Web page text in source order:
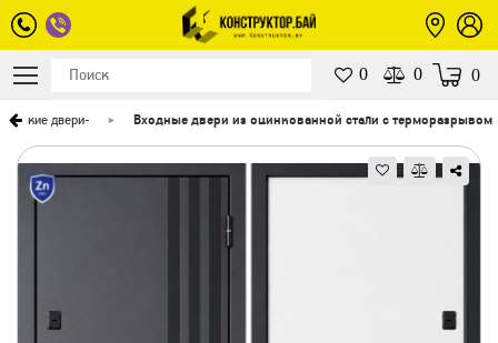
0 0 0
двери- Входные двери из оцинкованной стали с терморазрывом